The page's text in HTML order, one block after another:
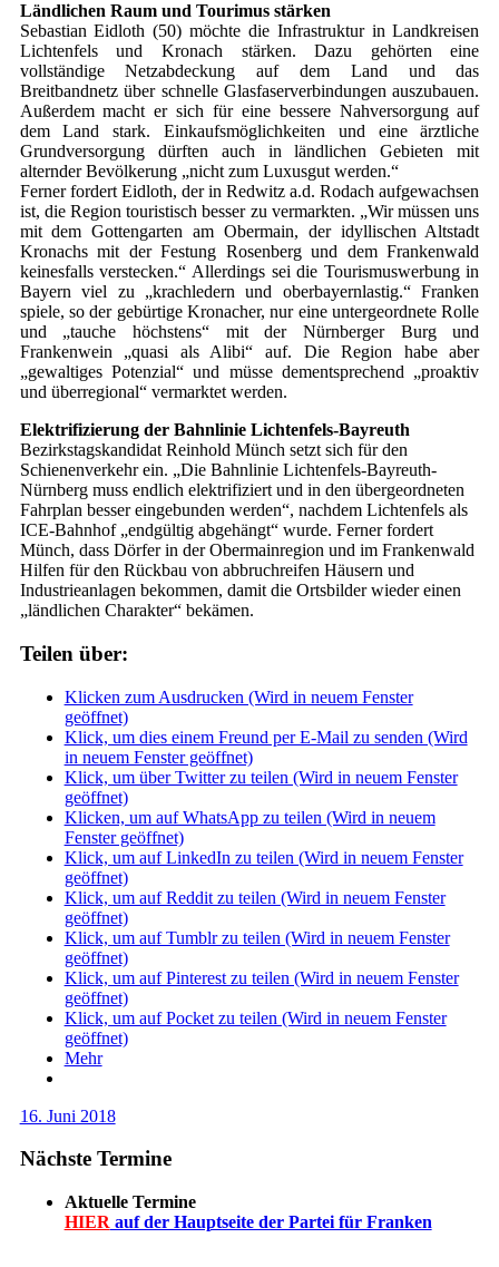
Ländlichen Raum und Tourimus stärken
Sebastian Eidloth (50) möchte die Infrastruktur in Landkreisen
Lichtenfels und Kronach stärken. Dazu gehörten eine
vollständige Netzabdeckung auf dem Land und das
Breitbandnetz über schnelle Glasfaserverbindungen auszubauen.
Außerdem macht er sich für eine bessere Nahversorgung auf
dem Land stark. Einkaufsmöglichkeiten und eine ärztliche
Grundversorgung dürften auch in ländlichen Gebieten mit
alternder Bevölkerung „nicht zum Luxusgut werden.“
Ferner fordert Eidloth, der in Redwitz a.d. Rodach aufgewachsen
ist, die Region touristisch besser zu vermarkten. „Wir müssen uns
mit dem Gottengarten am Obermain, der idyllischen Altstadt
Kronachs mit der Festung Rosenberg und dem Frankenwald
keinesfalls verstecken.“ Allerdings sei die Tourismuswerbung in
Bayern viel zu „krachledern und oberbayernlastig.“ Franken
spiele, so der gebürtige Kronacher, nur eine untergeordnete Rolle
und „tauche höchstens“ mit der Nürnberger Burg und
Frankenwein „quasi als Alibi“ auf. Die Region habe aber
„gewaltiges Potenzial“ und müsse dementsprechend „proaktiv
und überregional“ vermarktet werden.
Elektrifizierung der Bahnlinie Lichtenfels-Bayreuth
Bezirkstagskandidat Reinhold Münch setzt sich für den
Schienenverkehr ein. „Die Bahnlinie Lichtenfels-Bayreuth-
Nürnberg muss endlich elektrifiziert und in den übergeordneten
Fahrplan besser eingebunden werden“, nachdem Lichtenfels als
ICE-Bahnhof „endgültig abgehängt“ wurde. Ferner fordert
Münch, dass Dörfer in der Obermainregion und im Frankenwald
Hilfen für den Rückbau von abbruchreifen Häusern und
Industrieanlagen bekommen, damit die Ortsbilder wieder einen
„ländlichen Charakter“ bekämen.
Teilen über:
Klicken zum Ausdrucken (Wird in neuem Fenster
geöffnet)
Klick, um dies einem Freund per E-Mail zu senden (Wird
in neuem Fenster geöffnet)
Klick, um über Twitter zu teilen (Wird in neuem Fenster
geöffnet)
Klicken, um auf WhatsApp zu teilen (Wird in neuem
Fenster geöffnet)
Klick, um auf LinkedIn zu teilen (Wird in neuem Fenster
geöffnet)
Klick, um auf Reddit zu teilen (Wird in neuem Fenster
geöffnet)
Klick, um auf Tumblr zu teilen (Wird in neuem Fenster
geöffnet)
Klick, um auf Pinterest zu teilen (Wird in neuem Fenster
geöffnet)
Klick, um auf Pocket zu teilen (Wird in neuem Fenster
geöffnet)
Mehr
16. Juni 2018
Nächste Termine
Aktuelle Termine
HIER auf der Hauptseite der Partei für Franken